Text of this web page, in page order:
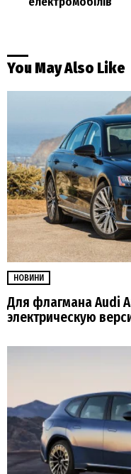
You May Also Like
НОВИНИ
Для флагмана Audi
электрическую